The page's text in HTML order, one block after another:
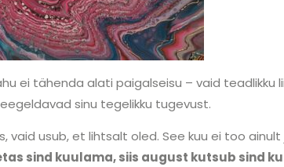
ei tähenda alati paigalseisu – vaid teadlikku
sinu tegelikku tugevust.
vaid usub, et lihtsalt oled. See kuu ei too
sind kuulama, siis august kutsub sind